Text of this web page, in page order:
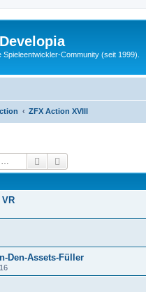
Spieleentwickler-Community (seit 1999).
ZFX Action XVIII
Suche
Den-Assets-Füller